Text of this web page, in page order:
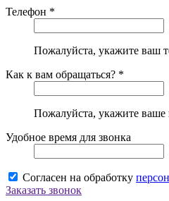
Телефон *
Пожалуйста, укажите ваш
Как к вам обращаться? *
Пожалуйста, укажите ваше
Удобное время для звонка
Согласен на обработку
Заказать звонок